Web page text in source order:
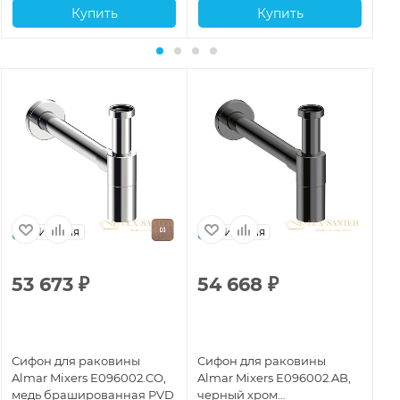
Купить Купить
Италия
53 673 ₽
Сифон для раковины
Almar Mixers E096002.CO,
медь брашированная PVD
Италия
54 668 ₽
Сифон для раковины
Almar Mixers E096002.AB,
черный хром